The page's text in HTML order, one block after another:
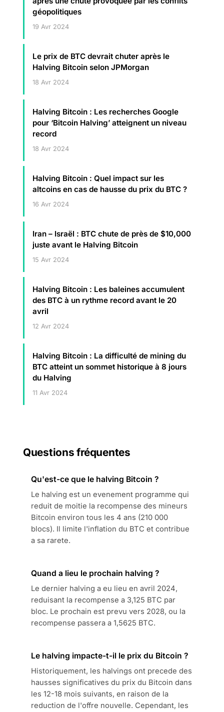
géopolitiques
19 Avr 2024
Le prix de BTC devrait chuter après le
Halving Bitcoin selon JPMorgan
18 Avr 2024
Halving Bitcoin : Les recherches Google
pour ‘Bitcoin Halving’ atteignent un niveau
record
18 Avr 2024
Halving Bitcoin : Quel impact sur les
altcoins en cas de hausse du prix du BTC ?
16 Avr 2024
Iran – Israël : BTC chute de près de $10,000
juste avant le Halving Bitcoin
15 Avr 2024
Halving Bitcoin : Les baleines accumulent
des BTC à un rythme record avant le 20
avril
12 Avr 2024
Halving Bitcoin : La difficulté de mining du
BTC atteint un sommet historique à 8 jours
du Halving
11 Avr 2024
Questions fréquentes
Qu'est-ce que le halving Bitcoin ?
Le halving est un evenement programme qui
reduit de moitie la recompense des mineurs
Bitcoin environ tous les 4 ans (210 000
blocs). Il limite l'inflation du BTC et contribue
a sa rarete.
Quand a lieu le prochain halving ?
Le dernier halving a eu lieu en avril 2024,
reduisant la recompense a 3,125 BTC par
bloc. Le prochain est prevu vers 2028, ou la
recompense passera a 1,5625 BTC.
Le halving impacte-t-il le prix du Bitcoin ?
Historiquement, les halvings ont precede des
hausses significatives du prix du Bitcoin dans
les 12-18 mois suivants, en raison de la
reduction de l'offre nouvelle. Cependant, les